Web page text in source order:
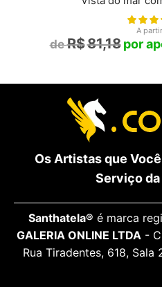
A
R$81,18
Os Artistas que
Serviço
Santhatela® é marca
GALERIA ONLINE LTDA -
Rua Tiradentes, 618, Sala